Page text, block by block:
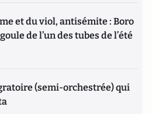
et du viol, antisémite : Boro
de l’un des tubes de l’été
(semi-orchestrée) qui